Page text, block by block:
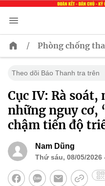
/ Phòng chống
Theo dõi Báo Thanh tra trên
Cục IV: Rà soát,
những nguy cơ,
chậm tiến độ
Nam Dũng
Thứ sáu, 08/05/2026